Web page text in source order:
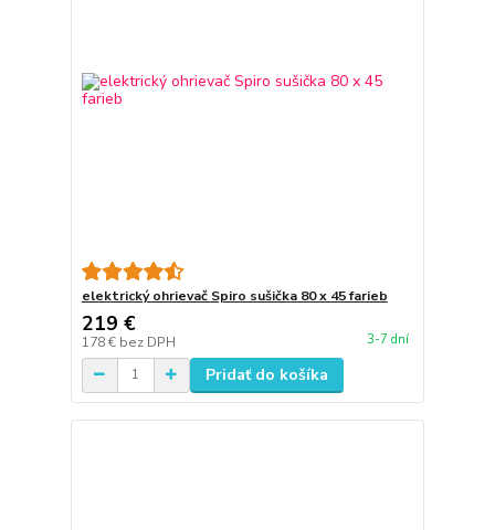
elektrický ohrievač Spiro sušička 80 x 45 farieb
219 €
178 € bez DPH 3-7 dní
Pridať do košíka